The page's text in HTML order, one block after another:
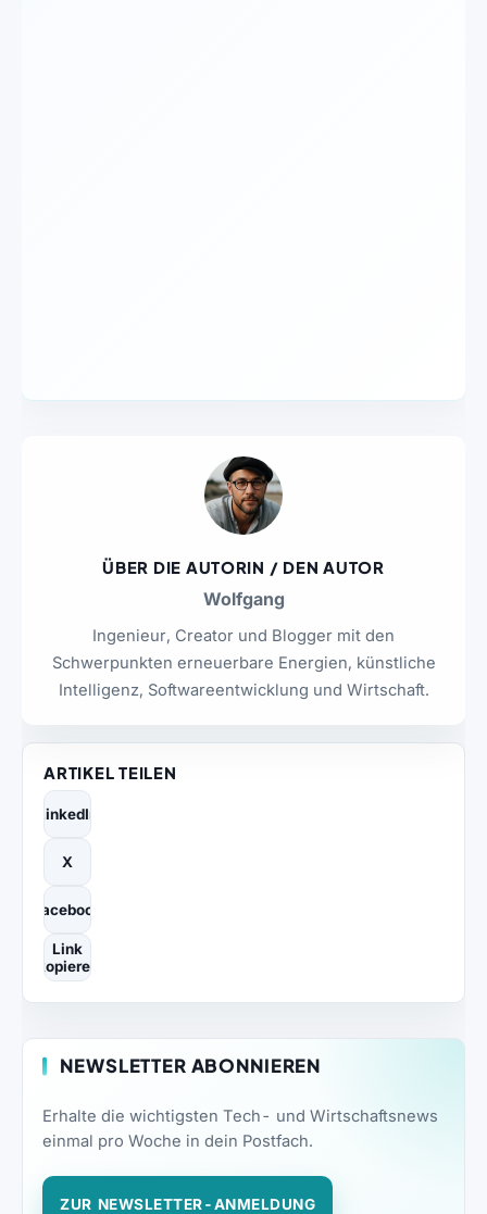
ÜBER DIE AUTORIN / DEN AUTOR
Wolfgang
Ingenieur, Creator und Blogger mit den
Schwerpunkten erneuerbare Energien, künstliche
Intelligenz, Softwareentwicklung und Wirtschaft.
ARTIKEL TEILEN
LinkedIn
X
Facebook
Link
kopieren
NEWSLETTER ABONNIEREN
Erhalte die wichtigsten Tech- und Wirtschaftsnews
einmal pro Woche in dein Postfach.
ZUR NEWSLETTER-ANMELDUNG